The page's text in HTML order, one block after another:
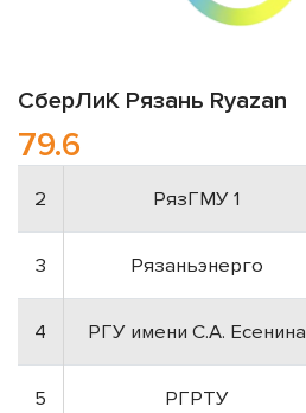
СберЛиК Рязань Ryazan
79.6
2 РязГМУ 1
3 Рязаньэнерго
4 РГУ имени С.А. Есенина
5 РГРТУ